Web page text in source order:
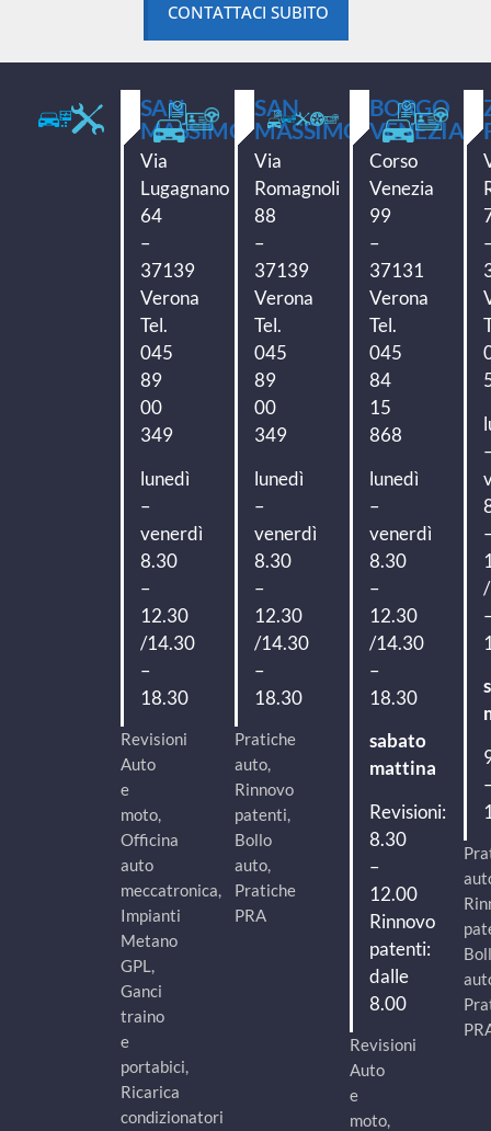
CONTATTACI SUBITO
SAN
MASSIMO
Via
Lugagnano
64
–
37139
Verona
Tel.
045
89
00
349
lunedì
–
venerdì
8.30
–
12.30
/14.30
–
18.30
Revisioni
Auto
e
moto,
Officina
auto
meccatronica,
Impianti
Metano
GPL,
Ganci
traino
e
portabici,
Ricarica
condizionatori
SAN
MASSIMO
Via
Romagnoli
88
–
37139
Verona
Tel.
045
89
00
349
lunedì
–
venerdì
8.30
–
12.30
/14.30
–
18.30
Pratiche
auto,
Rinnovo
patenti,
Bollo
auto,
Pratiche
PRA
BORGO
VENEZIA
Corso
Venezia
99
–
37131
Verona
Tel.
045
84
15
868
lunedì
–
venerdì
8.30
–
12.30
/14.30
–
18.30
sabato
mattina
Revisioni:
8.30
–
12.00
Rinnovo
patenti:
dalle
8.00
Revisioni
Auto
e
moto,